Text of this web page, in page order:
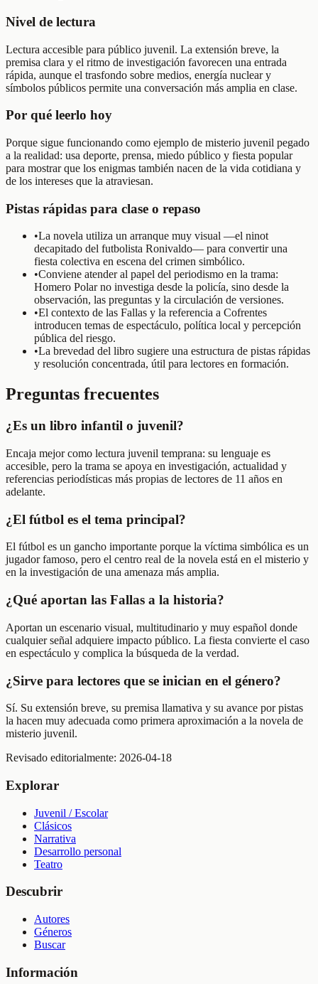
Nivel de lectura
Lectura accesible para público juvenil. La extensión breve, la
premisa clara y el ritmo de investigación favorecen una entrada
rápida, aunque el trasfondo sobre medios, energía nuclear y
símbolos públicos permite una conversación más amplia en clase.
Por qué leerlo hoy
Porque sigue funcionando como ejemplo de misterio juvenil pegado
a la realidad: usa deporte, prensa, miedo público y fiesta popular
para mostrar que los enigmas también nacen de la vida cotidiana y
de los intereses que la atraviesan.
Pistas rápidas para clase o repaso
•La novela utiliza un arranque muy visual —el ninot
decapitado del futbolista Ronivaldo— para convertir una
fiesta colectiva en escena del crimen simbólico.
•Conviene atender al papel del periodismo en la trama:
Homero Polar no investiga desde la policía, sino desde la
observación, las preguntas y la circulación de versiones.
•El contexto de las Fallas y la referencia a Cofrentes
introducen temas de espectáculo, política local y percepción
pública del riesgo.
•La brevedad del libro sugiere una estructura de pistas rápidas
y resolución concentrada, útil para lectores en formación.
Preguntas frecuentes
¿Es un libro infantil o juvenil?
Encaja mejor como lectura juvenil temprana: su lenguaje es
accesible, pero la trama se apoya en investigación, actualidad y
referencias periodísticas más propias de lectores de 11 años en
adelante.
¿El fútbol es el tema principal?
El fútbol es un gancho importante porque la víctima simbólica es un
jugador famoso, pero el centro real de la novela está en el misterio y
en la investigación de una amenaza más amplia.
¿Qué aportan las Fallas a la historia?
Aportan un escenario visual, multitudinario y muy español donde
cualquier señal adquiere impacto público. La fiesta convierte el caso
en espectáculo y complica la búsqueda de la verdad.
¿Sirve para lectores que se inician en el género?
Sí. Su extensión breve, su premisa llamativa y su avance por pistas
la hacen muy adecuada como primera aproximación a la novela de
misterio juvenil.
Revisado editorialmente: 2026-04-18
Explorar
Juvenil / Escolar
Clásicos
Narrativa
Desarrollo personal
Teatro
Descubrir
Autores
Géneros
Buscar
Información